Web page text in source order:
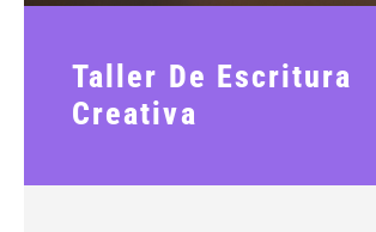
Taller De Escritura
Creativa